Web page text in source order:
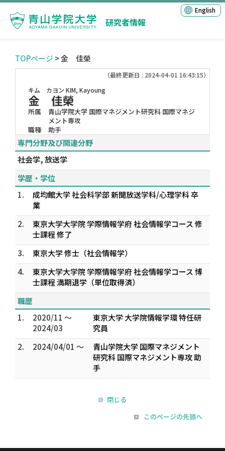
研究者情報
English
TOPページ > 金 佳榮
（最終更新日 : 2024-04-01 16:43:15）
キム カヨン KIM, Kayoung
金 佳榮
所属
青山学院大学 国際マネジメント研究科 国際マネジ
メント専攻
職種
助手
専門分野及び関連分野
社会学, 放送学
学歴・学位
1.
成均館大学 社会科学部 新聞放送学科/心理学科 卒
業
2.
東京大学大学院 学際情報学府 社会情報学コース 修
士課程 修了
3.
東京大学 修士（社会情報学）
4.
東京大学大学院 学際情報学府 社会情報学コース 博
士課程 満期退学（単位取得済）
職歴
1.
2020/11 ～
2024/03
東京大学 大学院情報学環 特任研
究員
2.
2024/04/01 ～
青山学院大学 国際マネジメント
研究科 国際マネジメント専攻 助
手
閉じる
このページの先頭へ